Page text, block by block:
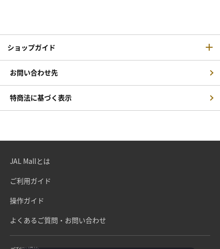
ショップガイド
お問い合わせ先
特商法に基づく表示
JAL Mallとは
ご利用ガイド
操作ガイド
よくあるご質問・お問い合わせ